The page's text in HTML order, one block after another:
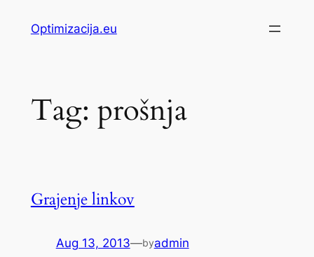
Optimizacija.eu
Tag: prošnja
Grajenje linkov
Aug 13, 2013—byadmin